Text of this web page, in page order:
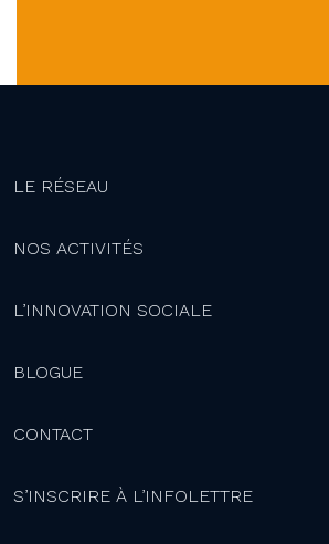
LE RÉSEAU
NOS ACTIVITÉS
L’INNOVATION SOCIALE
BLOGUE
CONTACT
S’INSCRIRE À L’INFOLETTRE